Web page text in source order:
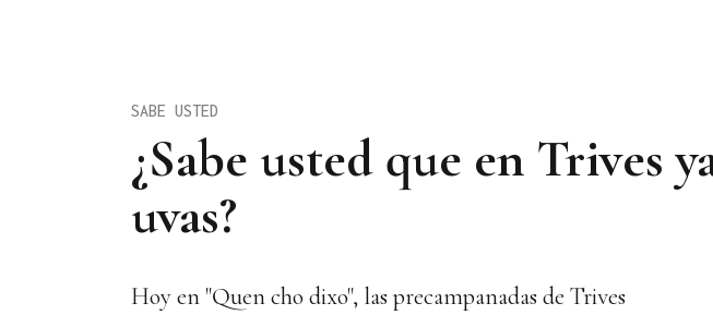
¿Sabe usted que en Trives
uvas?
SABE USTED
Hoy en "Quen cho dixo", las precampanadas de Trives